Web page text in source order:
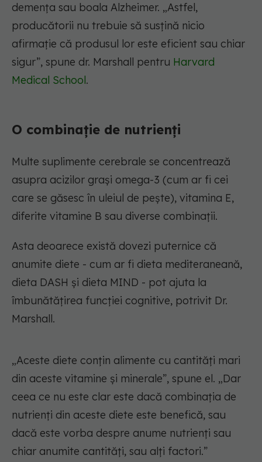
demența sau boala Alzheimer. „Astfel,
producătorii nu trebuie să susțină nicio
afirmație că produsul lor este eficient sau chiar
sigur”, spune dr. Marshall pentru Harvard
Medical School.
O combinație de nutrienți
Multe suplimente cerebrale se concentrează
asupra acizilor grași omega-3 (cum ar fi cei
care se găsesc în uleiul de pește), vitamina E,
diferite vitamine B sau diverse combinații.
Asta deoarece există dovezi puternice că
anumite diete - cum ar fi dieta mediteraneană,
dieta DASH și dieta MIND - pot ajuta la
îmbunătățirea funcției cognitive, potrivit Dr.
Marshall.
„Aceste diete conțin alimente cu cantități mari
din aceste vitamine și minerale”, spune el. „Dar
ceea ce nu este clar este dacă combinația de
nutrienți din aceste diete este benefică, sau
dacă este vorba despre anume nutrienți sau
chiar anumite cantități, sau alți factori.”